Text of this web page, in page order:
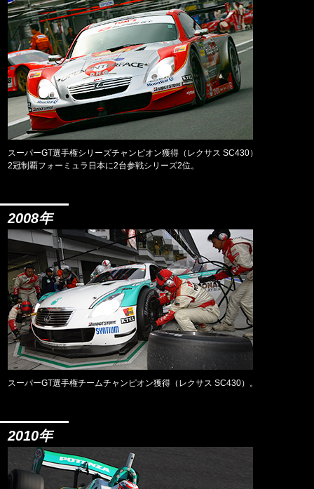
スーパーGT選手権シリーズチャンピオン獲得（レクサス SC430）
2冠制覇フォーミュラ日本に2台参戦シリーズ2位。
2008年
スーパーGT選手権チームチャンピオン獲得（レクサス SC430）。
2010年